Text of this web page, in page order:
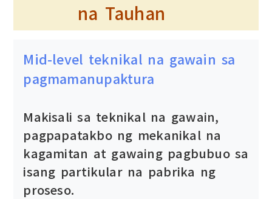
na Tauhan
Mid-level teknikal na gawain sa
pagmamanupaktura
Makisali sa teknikal na gawain,
pagpapatakbo ng mekanikal na
kagamitan at gawaing pagbubuo sa
isang partikular na pabrika ng
proseso.